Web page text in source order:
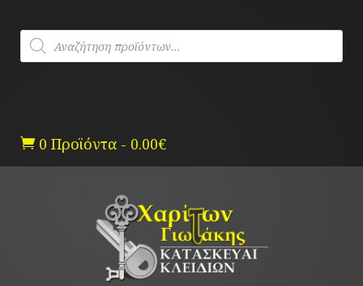
content
Products
search
 0 Προϊόντα - 0.00€